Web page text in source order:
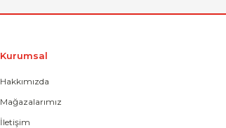
Kurumsal
Hakkımızda
Mağazalarımız
İletişim